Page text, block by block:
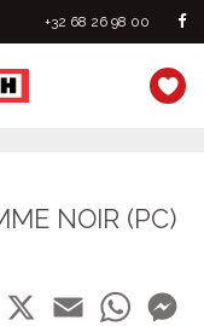
+32 68 26 98 00
NOIR (PC)
Facebook
Email